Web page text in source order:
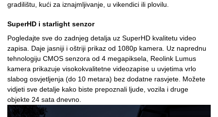
gradilištu, kući za iznajmljivanje, u vikendici ili plovilu.
SuperHD i starlight senzor
Pogledajte sve do zadnjeg detalja uz SuperHD kvalitetu video
zapisa. Daje jasniji i oštriji prikaz od 1080p kamera. Uz naprednu
tehnologiju CMOS senzora od 4 megapiksela, Reolink Lumus
kamera prikazuje visokokvalitetne videozapise u uvjetima vrlo
slabog osvjetljenja (do 10 metara) bez dodatne rasvjete. Možete
vidjeti sve detalje kako biste prepoznali ljude, vozila i druge
objekte 24 sata dnevno.